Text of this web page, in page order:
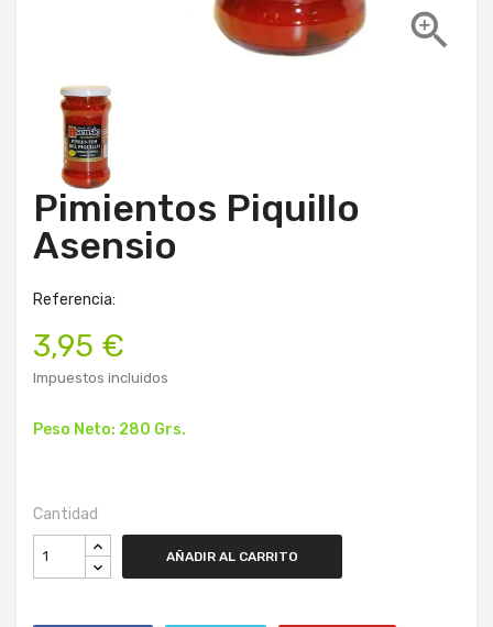

Pimientos Piquillo
Asensio
Referencia:
3,95 €
Impuestos incluidos
Peso Neto: 280 Grs.
Cantidad
AÑADIR AL CARRITO